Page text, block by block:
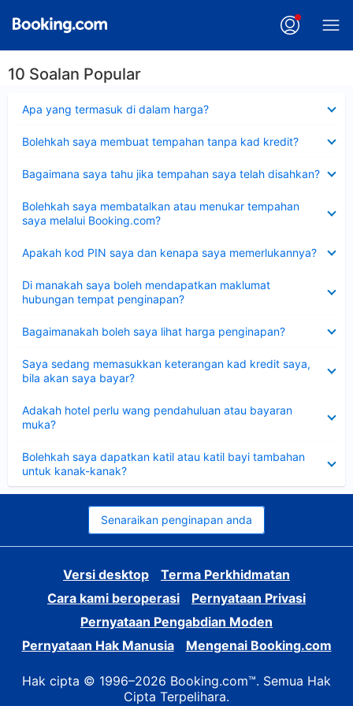
10 Soalan Popular
Apa yang termasuk di dalam harga?
Bolehkah saya membuat tempahan tanpa kad kredit?
Bagaimana saya tahu jika tempahan saya telah disahkan?
Bolehkah saya membatalkan atau menukar tempahan
saya melalui Booking.com?
Apakah kod PIN saya dan kenapa saya memerlukannya?
Di manakah saya boleh mendapatkan maklumat
hubungan tempat penginapan?
Bagaimanakah boleh saya lihat harga penginapan?
Saya sedang memasukkan keterangan kad kredit saya,
bila akan saya bayar?
Adakah hotel perlu wang pendahuluan atau bayaran
muka?
Bolehkah saya dapatkan katil atau katil bayi tambahan
untuk kanak-kanak?
Senaraikan penginapan anda
Versi desktop
Terma Perkhidmatan
Cara kami beroperasi
Pernyataan Privasi
Pernyataan Pengabdian Moden
Pernyataan Hak Manusia
Mengenai Booking.com
Hak cipta © 1996–2026 Booking.com™. Semua Hak
Cipta Terpelihara.